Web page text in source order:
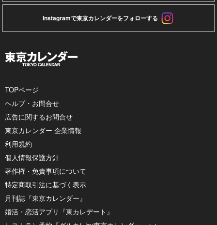
Instagramで東京カレンダーをフォローする
TOPページ
ヘルプ・お問合せ
広告に関するお問合せ
東京カレンダー 企業情報
利用規約
個人情報保護方針
著作権・免責事項について
特定商取引法に基づく表示
月刊誌『東京カレンダー』
婚活・恋活アプリ『東カレデート』